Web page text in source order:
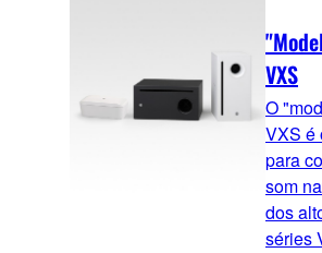
VXS
O
VXS é
para
som
dos
séries